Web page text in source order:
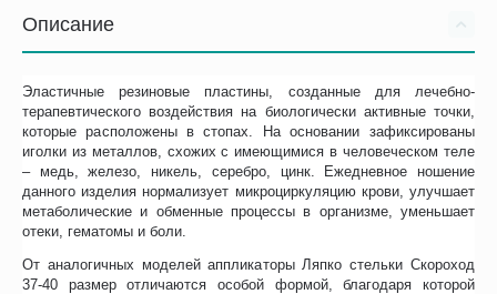
Описание
Эластичные резиновые пластины, созданные для лечебно-
терапевтического воздействия на биологически активные точки,
которые расположены в стопах. На основании зафиксированы
иголки из металлов, схожих с имеющимися в человеческом теле
– медь, железо, никель, серебро, цинк. Ежедневное ношение
данного изделия нормализует микроциркуляцию крови, улучшает
метаболические и обменные процессы в организме, уменьшает
отеки, гематомы и боли.
От аналогичных моделей аппликаторы Ляпко стельки Скороход
37-40 размер отличаются особой формой, благодаря которой